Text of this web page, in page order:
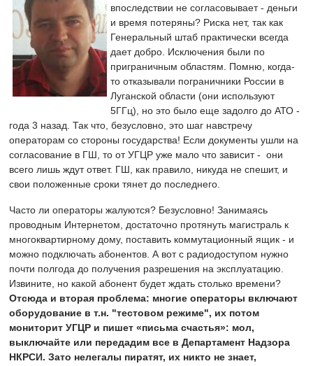
впоследствии не согласовывает - деньги
и время потеряны? Риска нет, так как
Генеральный штаб практически всегда
дает добро. Исключения были по
приграничным областям. Помню, когда-
то отказывали пограничники России в
Луганской области (они используют
5ГГц), но это было еще задолго до АТО -
года 3 назад. Так что, безусловно, это шаг навстречу
операторам со стороны государства! Если документы ушли на
согласование в ГШ, то от УГЦР уже мало что зависит - они
всего лишь ждут ответ. ГШ, как правило, никуда не спешит, и
свои положенные сроки тянет до последнего.
Часто ли операторы жалуются? Безусловно! Занимаясь
проводным Интернетом, достаточно протянуть магистраль к
многоквартирному дому, поставить коммутационный ящик - и
можно подключать абонентов. А вот с радиодоступом нужно
почти полгода до получения разрешения на эксплуатацию.
Извините, но какой абонент будет ждать столько времени?
Отсюда и вторая проблема: многие операторы включают
оборудование в т.н. "тестовом режиме", их потом
мониторит УГЦР и пишет «письма счастья»: мол,
выключайте или передадим все в Департамент Надзора
НКРСИ. Зато нелегалы пиратят, их никто не знает,